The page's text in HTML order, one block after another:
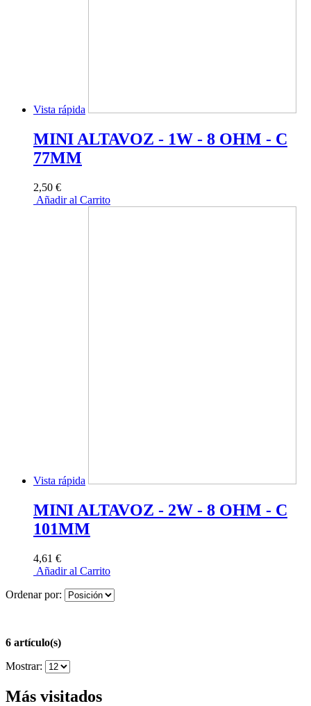
Vista rápida
MINI ALTAVOZ - 1W - 8 OHM - C
77MM
2,50 €
Añadir al Carrito
Vista rápida
MINI ALTAVOZ - 2W - 8 OHM - C
101MM
4,61 €
Añadir al Carrito
Ordenar por:
6 artículo(s)
Mostrar:
Más visitados